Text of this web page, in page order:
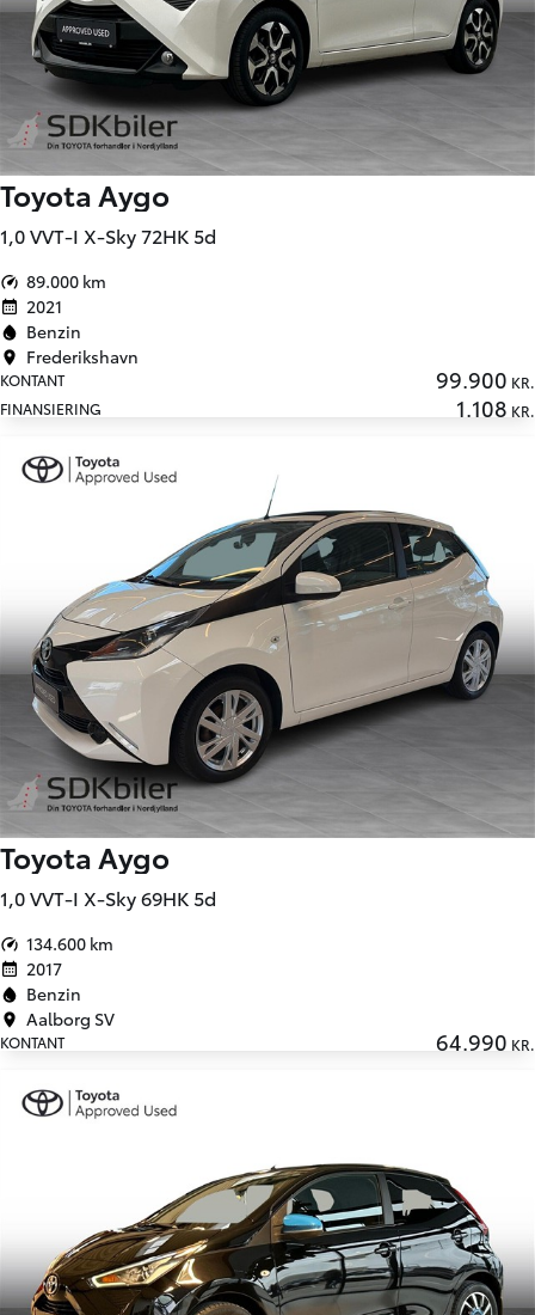
Toyota Aygo
1,0 VVT-I X-Sky 72HK 5d
89.000 km
2021
Benzin
Frederikshavn
KONTANT 99.900 KR.
FINANSIERING
1.108 KR.
Toyota Aygo
1,0 VVT-I X-Sky 69HK 5d
134.600 km
2017
Benzin
Aalborg SV
KONTANT 64.990 KR.